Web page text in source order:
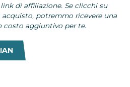
di affiliazione. Se clicchi su
potremmo ricevere una
costo aggiuntivo per te.